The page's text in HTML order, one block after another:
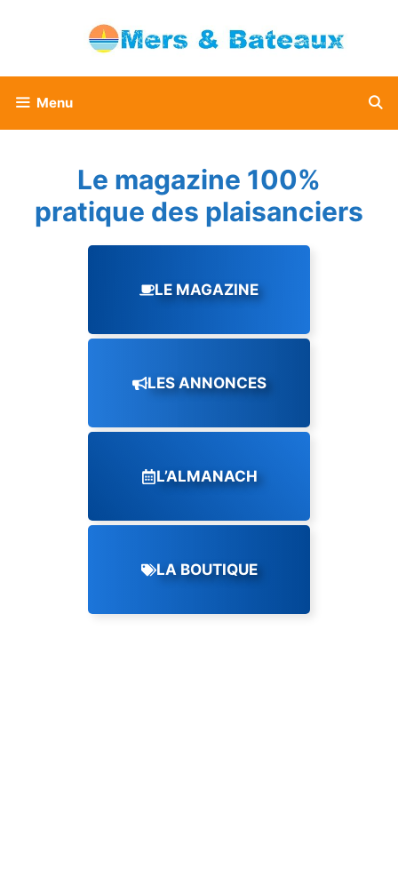
Menu
Le magazine 100%
pratique des plaisanciers
LE MAGAZINE
LES ANNONCES
L’ALMANACH
LA BOUTIQUE